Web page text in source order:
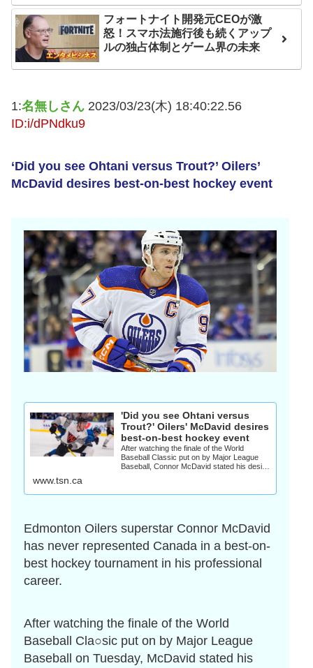
フォートナイト開発元CEOが激
怒！スマホ法施行後も続くアップ
ルの独占体制とゲーム界の未来
1:名無しさん 2023/03/23(木) 18:40:22.56
ID:i/dPNdku9
‘Did you see Ohtani versus Trout?’ Oilers’
McDavid desires best-on-best hockey event
'Did you see Ohtani versus
Trout?' Oilers' McDavid desires
best-on-best hockey event
After watching the finale of the World
Baseball Classic put on by Major League
Baseball, Connor McDavid stated his desire
www.tsn.ca
Edmonton Oilers superstar Connor McDavid
has never represented Canada in a best-on-
best hockey tournament in his professional
career.
After watching the finale of the World
Baseball Cla○sic put on by Major League
Baseball on Tuesday, McDavid stated his